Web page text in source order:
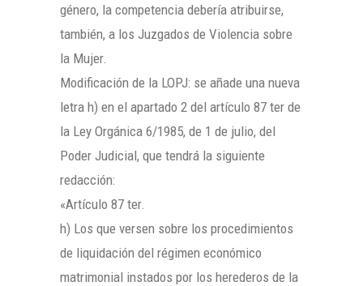
género, la competencia debería atribuirse,
también, a los Juzgados de Violencia sobre
la Mujer.
Modificación de la LOPJ: se añade una nueva
letra h) en el apartado 2 del artículo 87 ter de
la Ley Orgánica 6/1985, de 1 de julio, del
Poder Judicial, que tendrá la siguiente
redacción:
«Artículo 87 ter.
h) Los que versen sobre los procedimientos
de liquidación del régimen económico
matrimonial instados por los herederos de la